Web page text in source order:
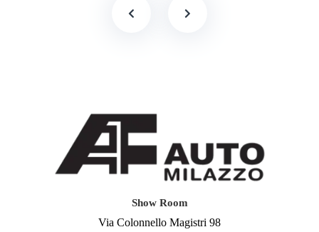
Show Room
Via Colonnello Magistri 98